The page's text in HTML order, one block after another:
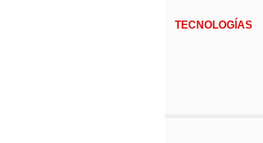
TECNOLOGÍAS